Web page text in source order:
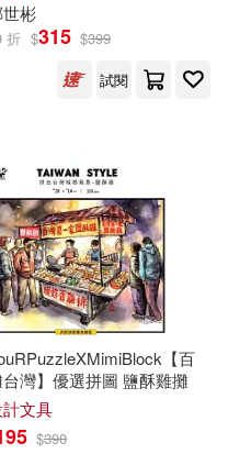
著(1)
、唐開
所(1)
世彬
折 $315 $399
試閱
【百
灣】優選拼圖 鹽酥雞攤
文具
$390